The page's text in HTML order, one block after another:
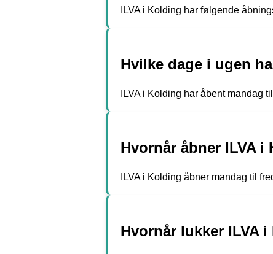
ILVA i Kolding har følgende
Hvilke dage i ugen
ILVA i Kolding har åbent mandag
Hvornår åbner ILVA i
ILVA i Kolding åbner mandag til
Hvornår lukker ILVA